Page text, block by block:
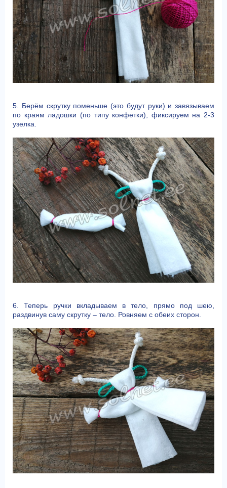
5. Берём скрутку поменьше (это будут руки) и завязываем
по краям ладошки (по типу конфетки), фиксируем на 2-3
узелка.
6. Теперь ручки вкладываем в тело, прямо под шею,
раздвинув саму скрутку – тело. Ровняем с обеих сторон.